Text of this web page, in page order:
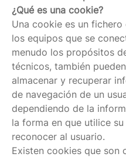
¿Qué es una cookie?
Una cookie es un
los equipos que se
menudo los propósitos
técnicos, también
almacenar y recuperar
de navegación de un
dependiendo de la
la forma en que utilice
reconocer al usuario.
Existen cookies que son